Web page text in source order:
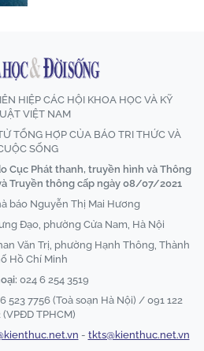
HIỆP CÁC HỘI KHOA HỌC VÀ KỸ
VIỆT NAM
TỔNG HỢP CỦA BÁO TRI THỨC VÀ
SỐNG
Cục Phát thanh, truyền hình và Thông
Truyền thông cấp ngày 08/07/2021
báo Nguyễn Thị Mai Hương
Đạo, phường Cửa Nam, Hà Nội
Văn Trị, phường Hạnh Thông, Thành
Hồ Chí Minh
024 6 254 3519
523 7756 (Toà soạn Hà Nội) / 091 122
(VPĐD TPHCM)
- tkts@kienthuc.net.vn